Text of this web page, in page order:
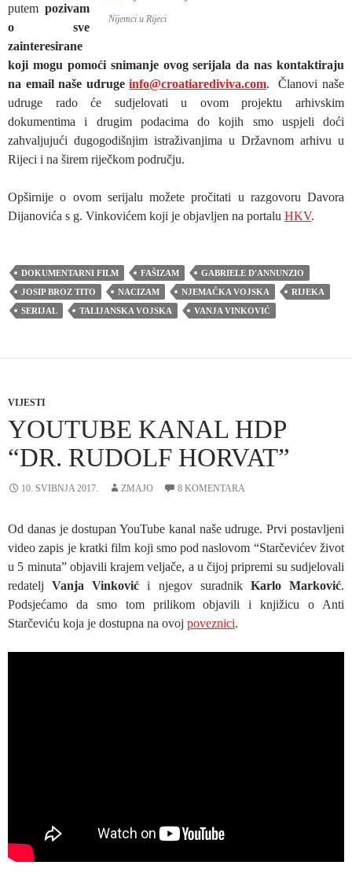
Nijemci u Rijeci
putem pozivam
o sve
zainteresirane
koji mogu pomoći snimanje ovog serijala da nas kontaktiraju
na email naše udrugeinfo@croatiarediviva.com. Članovi naše
udruge rado će sudjelovati u ovom projektu arhivskim
dokumentima i drugim podacima do kojih smo uspjeli doći
zahvaljujući dugogodišnjim istraživanjima u Državnom arhivu u
Rijeci i na širem riječkom području.
Opširnije o ovom serijalu možete pročitati u razgovoru Davora
Dijanovića s g. Vinkovićem koji je objavljen na portalu HKV.
DOKUMENTARNI FILM FAŠIZAM
GABRIELE D'ANNUNZIO
JOSIP BROZ TITO
NACIZAM NJEMAČKA VOJSKA
RIJEKA
SERIJAL
TALIJANSKA VOJSKA VANJA VINKOVIĆ
VIJESTI
YOUTUBE KANAL HDP
“DR. RUDOLF HORVAT”
10. SVIBNJA 2017. ZMAJO 8 KOMENTARA
Od danas je dostupan YouTube kanal naše udruge. Prvi postavljeni
video zapis je kratki film koji smo pod naslovom “Starčevićev život
u 5 minuta” objavili krajem veljače, a u čijoj pripremi su sudjelovali
redateljVanja Vinković i njegov suradnik Karlo Marković.
Podsjećamo da smo tom prilikom objavili i knjižicu o Anti
Starčeviću koja je dostupna na ovoj poveznici.